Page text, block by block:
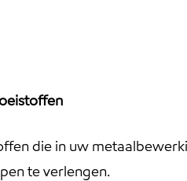
die in uw
te verlengen.